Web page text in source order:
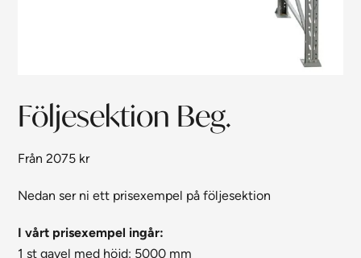
Följesektion Beg.
Från2075 kr
Nedan ser ni ett prisexempel på följesektion
I vårt prisexempel ingår:
1 st gavel med höjd: 5000 mm